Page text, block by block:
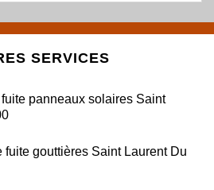
SERVICES
panneaux solaires Saint
fuite gouttières Saint Laurent Du